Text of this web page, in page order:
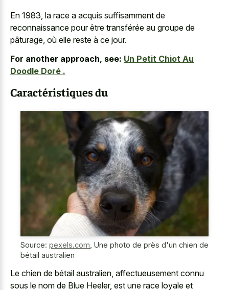
En 1983, la race a acquis suffisamment de
reconnaissance pour être transférée au groupe de
pâturage, où elle reste à ce jour.
For another approach, see: Un Petit Chiot Au
Doodle Doré .
Caractéristiques du
Source: pexels.com Une photo de près d'un chien de
bétail australien
Le chien de bétail australien, affectueusement connu
sous le nom de Blue Heeler, est une race loyale et